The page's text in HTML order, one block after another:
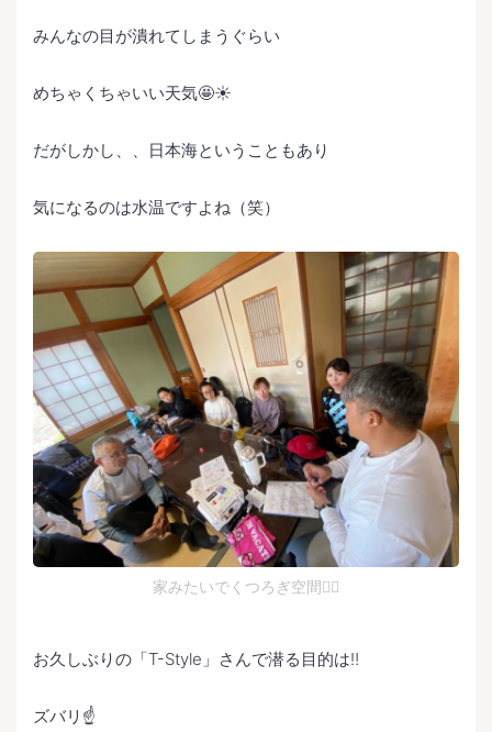
みんなの目が潰れてしまうぐらい
めちゃくちゃいい天気🤩☀️
だがしかし、、日本海ということもあり
気になるのは水温ですよね（笑）
家みたいでくつろぎ空間🙆‍♀️
お久しぶりの「T-Style」さんで潜る目的は‼️
ズバリ☝️